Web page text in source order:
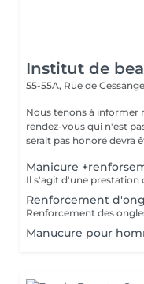
Institut de
55-55A, Rue de Cessange
Nous tenons à informer
rendez-vous qui n'est
serait pas honoré devra
Manicure
Renforcement
Manucure pour